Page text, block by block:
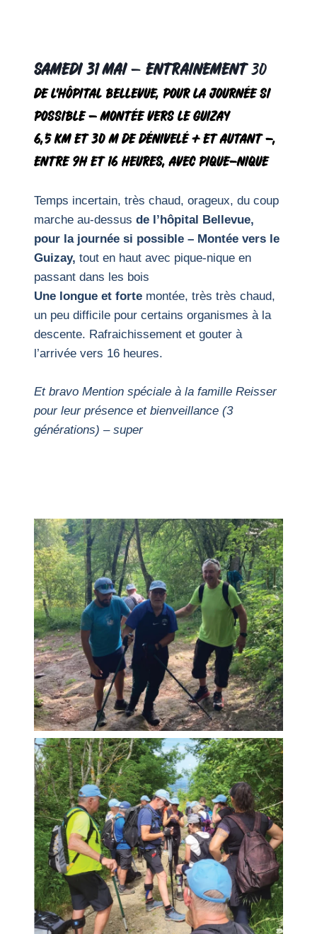
Samedi 31 mai– Entrainement30
De l’hôpital Bellevue, pour la journée si
possible – Montée vers le Guizay
6,5 km et 30 m de dénivelé + et autant -,
entre 9h et 16 heures, avec pique-nique
Temps incertain, très chaud, orageux, du coup
marche au-dessus de l’hôpital Bellevue,
pour la journée si possible – Montée vers le
Guizay, tout en haut avec pique-nique en
passant dans les bois
Une longue et forte montée, très très chaud,
un peu difficile pour certains organismes à la
descente. Rafraichissement et gouter à
l’arrivée vers 16 heures.
Et bravo Mention spéciale à la famille Reisser
pour leur présence et bienveillance (3
générations) – super